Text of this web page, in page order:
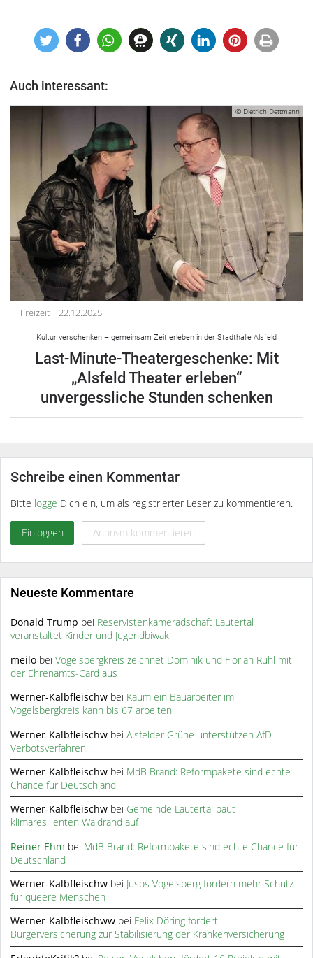
Auch interessant:
© Dietrich Dettmann
Freizeit 22.12.2025
Kultur verschenken – gemeinsam Zeit erleben in der Stadthalle Alsfeld
Last-Minute-Theatergeschenke: Mit
„Alsfeld Theater erleben“
unvergessliche Stunden schenken
Schreibe einen Kommentar
Bitte logge Dich ein, um als registrierter Leser zu kommentieren.
Einloggen Anonym kommentieren
Neueste Kommentare
Donald Trump bei Reservistenkameradschaft Lautertal
veranstaltet Kinder und Jugendbiwak
meilo beiVogelsbergkreis zeichnet Dominik und Florian Rühl mit
der Ehrenamts-Card aus
Werner-Kalbfleischw bei Kaum ein Bauarbeiter im
Vogelsbergkreis kann bis 67 arbeiten
Werner-Kalbfleischw beiAlsfelder Grüne unterstützen AfD-
Verbotsverfahren
Werner-Kalbfleischw bei MdB Brand: Reformpakete sind echte
Chance für Deutschland
Werner-Kalbfleischw bei Gemeinde Lautertal baut
klimaresilienten Waldrand auf
Reiner Ehm bei MdB Brand: Reformpakete sind echte Chance für
Deutschland
Werner-Kalbfleischw bei Jusos Vogelsberg fordern mehr Schutz
für queere Menschen
Werner-Kalbfleischww bei Felix Döring fordert
Bürgerversicherung zur Stabilisierung der Krankenversicherung